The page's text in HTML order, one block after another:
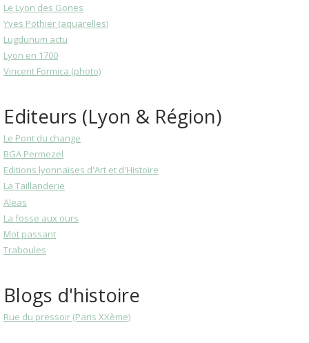
Le Lyon des Gones
Yves Pothier (aquarelles)
Lugdunum actu
Lyon en 1700
Vincent Formica (photo)
Editeurs (Lyon & Région)
Le Pont du change
BGA Permezel
Editions lyonnaises d'Art et d'Histoire
La Taillanderie
Aleas
La fosse aux ours
Mot passant
Traboules
Blogs d'histoire
Rue du pressoir (Paris XXème)